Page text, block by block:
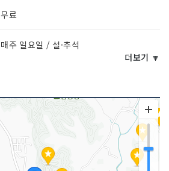
무료
매주 일요일 / 설·추석
09:00~18:00 (동절기 17:30)
※ 방문 전 전화 문의
더보기 🔽